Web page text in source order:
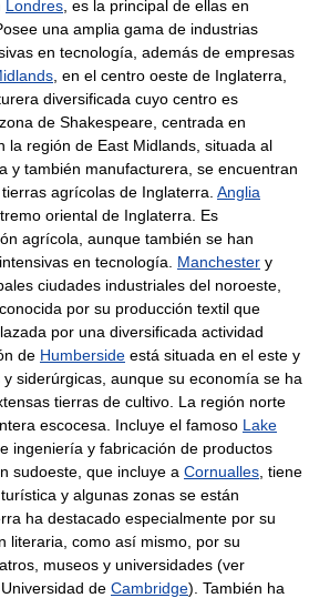
Londres , es la principal de ellas en
una amplia gama de industrias
en tecnología, además de empresas
, en el centro oeste de Inglaterra,
diversificada cuyo centro es
zona de Shakespeare, centrada en
la región de East Midlands, situada al
y también manufacturera, se encuentran
agrícolas de Inglaterra. Anglia
oriental de Inglaterra. Es
agrícola, aunque también se han
en tecnología. Manchester y
ciudades industriales del noroeste,
por su producción textil que
por una diversificada actividad
de Humberside está situada en el este y
siderúrgicas, aunque su economía se ha
tierras de cultivo. La región norte
escocesa. Incluye el famoso Lake
ingeniería y fabricación de productos
sudoeste, que incluye a Cornualles , tiene
y algunas zonas se están
ha destacado especialmente por su
literaria, como así mismo, por su
museos y universidades (ver
de Cambridge). También ha